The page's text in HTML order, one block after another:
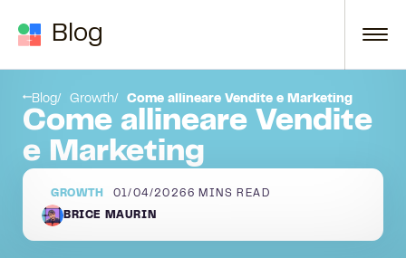
Blog
Blog Growth Come allineare Vendite e Marketing
Come allineare Vendite
e Marketing
GROWTH 01/04/2026 6 MINS READ
BRICE MAURIN